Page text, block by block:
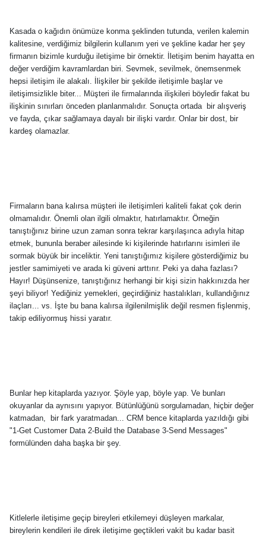
Kasada o kağıdın önümüze konma şeklinden tutunda, verilen kalemin
kalitesine, verdiğimiz bilgilerin kullanım yeri ve şekline kadar her şey
firmanın bizimle kurduğu iletişime bir örnektir. İletişim benim hayatta en
değer verdiğim kavramlardan biri. Sevmek, sevilmek, önemsenmek
hepsi iletişim ile alakalı. İlişkiler bir şekilde iletişimle başlar ve
iletişimsizlikle biter... Müşteri ile firmalarında ilişkileri böyledir fakat bu
ilişkinin sınırları önceden planlanmalıdır. Sonuçta ortada bir alışveriş
ve fayda, çıkar sağlamaya dayalı bir ilişki vardır. Onlar bir dost, bir
kardeş olamazlar.
Firmaların bana kalırsa müşteri ile iletişimleri kaliteli fakat çok derin
olmamalıdır. Önemli olan ilgili olmaktır, hatırlamaktır. Örneğin
tanıştığınız birine uzun zaman sonra tekrar karşılaşınca adıyla hitap
etmek, bununla beraber ailesinde ki kişilerinde hatırlarını isimleri ile
sormak büyük bir inceliktir. Yeni tanıştığımız kişilere gösterdiğimiz bu
jestler samimiyeti ve arada ki güveni arttırır. Peki ya daha fazlası?
Hayır! Düşünsenize, tanıştığınız herhangi bir kişi sizin hakkınızda her
şeyi biliyor! Yediğiniz yemekleri, geçirdiğiniz hastalıkları, kullandığınız
ilaçları... vs. İşte bu bana kalırsa ilgilenilmişlik değil resmen fişlenmiş,
takip ediliyormuş hissi yaratır.
Bunlar hep kitaplarda yazıyor. Şöyle yap, böyle yap. Ve bunları
okuyanlar da aynısını yapıyor. Bütünlüğünü sorgulamadan, hiçbir değer
katmadan,
bir fark yaratmadan... CRM bence kitaplarda yazıldığı gibi
"1-Get Customer Data 2-Build the Database 3-Send Messages"
formülünden daha başka bir şey.
Kitlelerle iletişime geçip bireyleri etkilemeyi düşleyen markalar,
bireylerin kendileri ile direk iletişime geçtikleri vakit bu kadar basit